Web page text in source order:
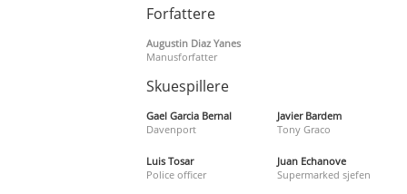
Forfattere
Augustin Diaz Yanes
Manusforfatter
Skuespillere
Gael Garcia Bernal
Davenport
Javier Bardem
Tony Graco
Luis Tosar
Police officer
Juan Echanove
Supermarked sjefen